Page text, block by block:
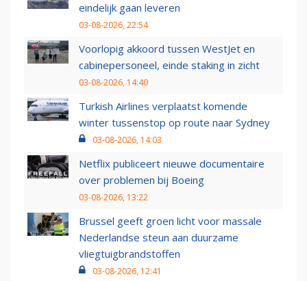
eindelijk gaan leveren
03-08-2026, 22:54
Voorlopig akkoord tussen WestJet en
cabinepersoneel, einde staking in zicht
03-08-2026, 14:40
Turkish Airlines verplaatst komende
winter tussenstop op route naar Sydney
03-08-2026, 14:03
Netflix publiceert nieuwe documentaire
over problemen bij Boeing
03-08-2026, 13:22
Brussel geeft groen licht voor massale
Nederlandse steun aan duurzame
vliegtuigbrandstoffen
03-08-2026, 12:41